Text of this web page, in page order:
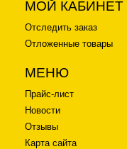
МОЙ КАБИНЕТ
Отследить заказ
Отложенные товары
МЕНЮ
Прайс-лист
Новости
Отзывы
Карта сайта